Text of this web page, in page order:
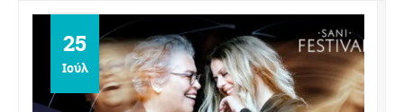
25
Ιούλ